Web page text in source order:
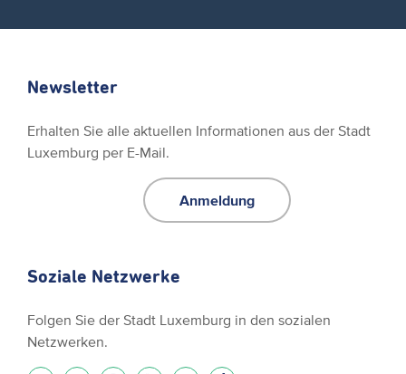
Newsletter
Erhalten Sie alle aktuellen Informationen aus der Stadt
Luxemburg per E-Mail.
Anmeldung
Soziale Netzwerke
Folgen Sie der Stadt Luxemburg in den sozialen
Netzwerken.